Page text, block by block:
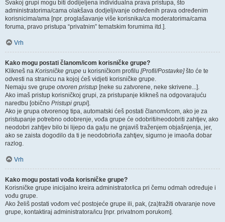
Svakoj grupi mogu biti dodijeljena individualna prava pristupa, što
administratorima/cama olakšava dodjeljivanje određenih prava određenim
korisnicima/ama [npr. proglašavanje više korisnika/ca moderatorima/cama
foruma, pravo pristupa “privatnim” tematskim forumima itd.].
Vrh
Kako mogu postati članom/icom korisničke grupe?
Klikneš na Korisničke grupe u korisničkom profilu [Profil/Postavke]što će te
odvesti na stranicu na kojoj ćeš vidjeti korisničke grupe.
Nemaju sve grupe otvoren pristup [neke su zatvorene, neke skrivene...].
Ako imaš pristup korisničkoj grupi, za pristupanje klikneš na odgovarajuću
naredbu [obično Pristupi grupi].
Ako je grupa otvorenog tipa, automatski ćeš postati članom/icom, ako je za
pristupanje potrebno odobrenje, vođa grupe će odobriti/neodobriti zahtjev, ako
neodobri zahtjev bilo bi lijepo da ga/ju ne gnjaviš traženjem objašnjenja, jer,
ako se zaista dogodilo da ti je neodobrio/la zahtjev, sigurno je imao/la dobar
razlog.
Vrh
Kako mogu postati vođa korisničke grupe?
Korisničke grupe inicijalno kreira administrator/ica pri čemu odmah određuje i
vođu grupe.
Ako želiš postati vođom već postojeće grupe ili, pak, (za)tražiti otvaranje nove
grupe, kontaktiraj administratora/icu [npr. privatnom porukom].